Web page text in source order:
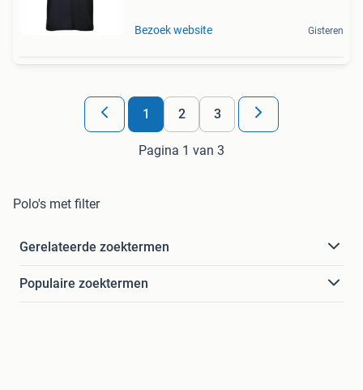
Bezoek website Gisteren
1 2 3
Pagina 1 van 3
Polo's met filter
Gerelateerde zoektermen
Populaire zoektermen